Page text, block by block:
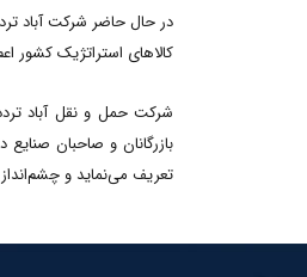
در حال حاضر شرکت آباد
کالاهای استراتژیک کشور
شرکت حمل و نقل آباد
تعریف می‌نماید و